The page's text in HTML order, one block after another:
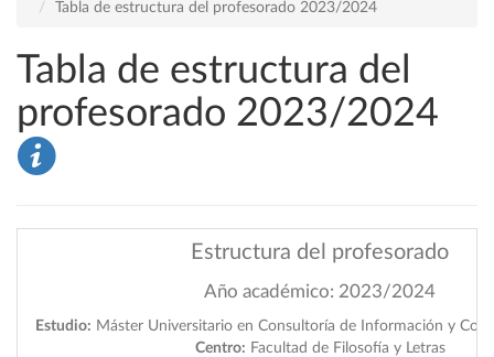
Tabla de estructura del profesorado 2023/2024
Tabla de estructura del
profesorado 2023/2024
Estructura del profesorado
Año académico: 2023/2024
Estudio: Máster Universitario en Consultoría de Información y
Centro: Facultad de Filosofía y Letras